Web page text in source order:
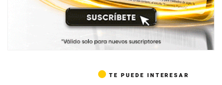
TE PUEDE INTERESAR